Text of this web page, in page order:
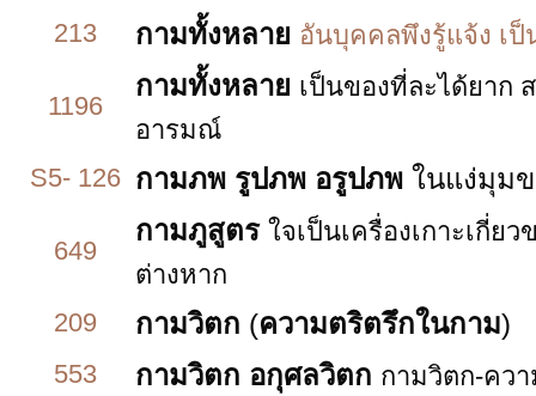
213 กามทั้งหลาย อันบุคคลพึงรู้แจ้ง เป็
1196
กามทั้งหลาย เป็นของที่ละได้ยาก
อารมณ์
S5- 126 กามภพ รูปภพ อรูปภพ ในแง่มุม
649
กามภูสูตร ใจเป็นเครื่องเกาะเกี่
ต่างหาก
209
กามวิตก (ความตริตรึกในกาม)
553 กามวิตก อกุศลวิตก กามวิตก-คว